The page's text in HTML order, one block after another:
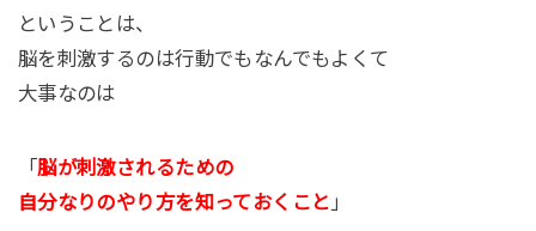
ということは、
脳を刺激するのは行動でもなんでもよくて
大事なのは
「脳が刺激されるための
自分なりのやり方を知っておくこと 」